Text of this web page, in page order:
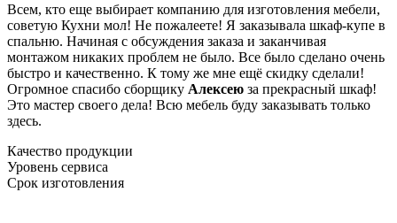
Всем, кто еще выбирает компанию для изготовления мебели,
советую Кухни мол! Не пожалеете! Я заказывала шкаф-купе в
спальню. Начиная с обсуждения заказа и заканчивая
монтажом никаких проблем не было. Все было сделано очень
быстро и качественно. К тому же мне ещё скидку сделали!
Огромное спасибо сборщику Алексею за прекрасный шкаф!
Это мастер своего дела! Всю мебель буду заказывать только
здесь.
Качество продукции
Уровень сервиса
Срок изготовления